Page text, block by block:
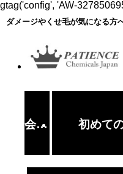
gtag('config', 'AW-
ダメージやくせ毛が気になる方
会員登録・変更 初めて